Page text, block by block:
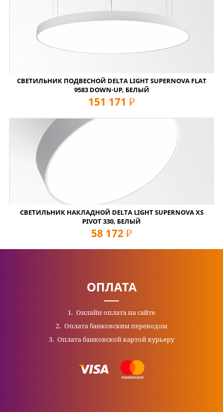
СВЕТИЛЬНИК ПОДВЕСНОЙ DELTA LIGHT SUPERNOVA FLAT
9583 DOWN-UP, БЕЛЫЙ
151 171 руб
СВЕТИЛЬНИК НАКЛАДНОЙ DELTA LIGHT SUPERNOVA XS
PIVOT 330, БЕЛЫЙ
58 172 руб
ОПЛАТА
Онлайн оплата на сайте
Оплата банковским переводом
Оплата банковской картой курьеру